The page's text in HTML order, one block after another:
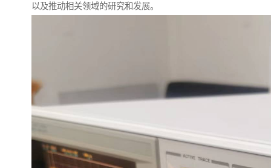
以及推动相关领域的研究和发展。